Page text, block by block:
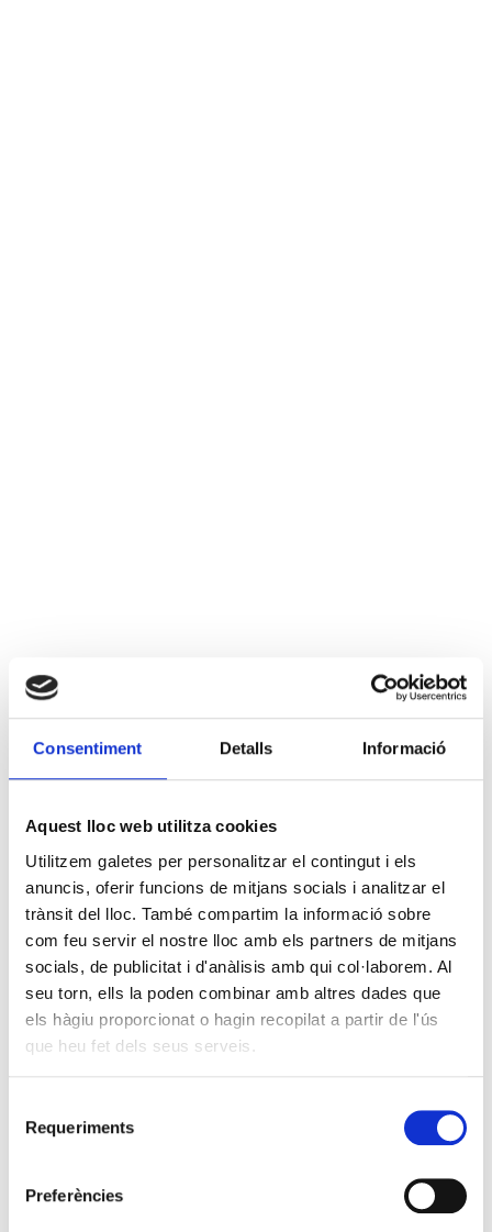
Consentiment Detalls Informació
Aquest lloc web utilitza cookies
Utilitzem galetes per personalitzar el contingut i els
anuncis, oferir funcions de mitjans socials i analitzar el
trànsit del lloc. També compartim la informació sobre
com feu servir el nostre lloc amb els partners de mitjans
socials, de publicitat i d'anàlisis amb qui col·laborem. Al
seu torn, ells la poden combinar amb altres dades que
els hàgiu proporcionat o hagin recopilat a partir de l'ús
que heu fet dels seus serveis.
Requeriments
Preferències